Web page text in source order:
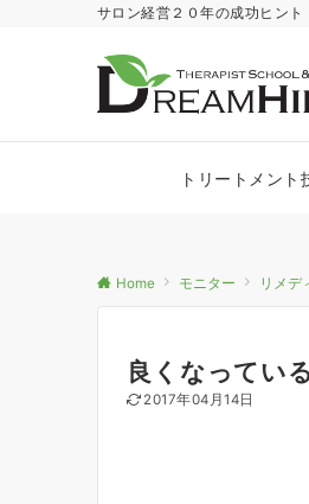
サロン経営２０年の成功ヒント
トリートメント
Home モニター リメデ
良くなってい
2017年04月14日